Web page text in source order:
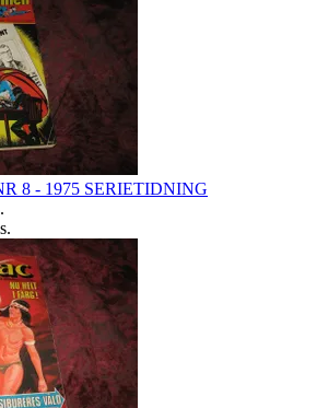
8 - 1975 SERIETIDNING
.
.